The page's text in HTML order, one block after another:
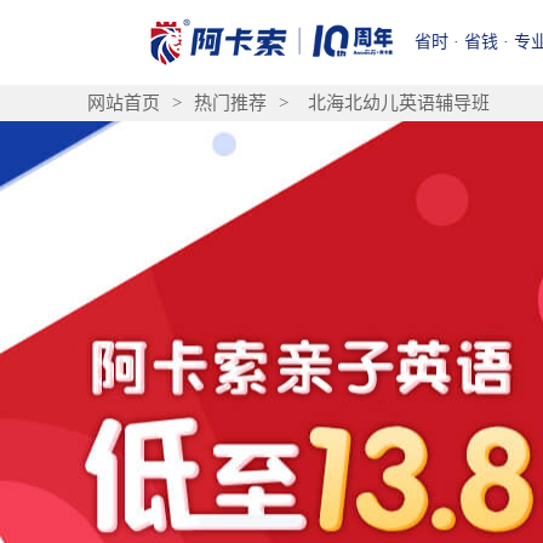
省时 · 省钱 · 专
网站首页 > 热门推荐 > 北海北幼儿英语辅导班